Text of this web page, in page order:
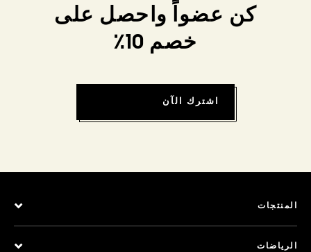
كن عضواً واحصل على
خصم 10٪
اشترك الآن
المنتجات
الرياضات